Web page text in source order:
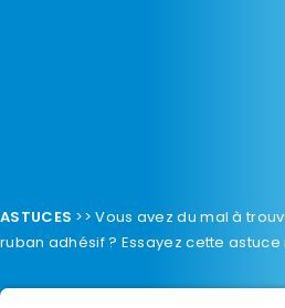
ASTUCES >>Vous avez du mal à
ruban adhésif ? Essayez cette astuce